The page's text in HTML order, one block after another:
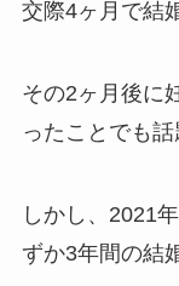
交際4ヶ月で結
その2ヶ月後に
ったことでも話
しかし、2021
ずか3年間の結